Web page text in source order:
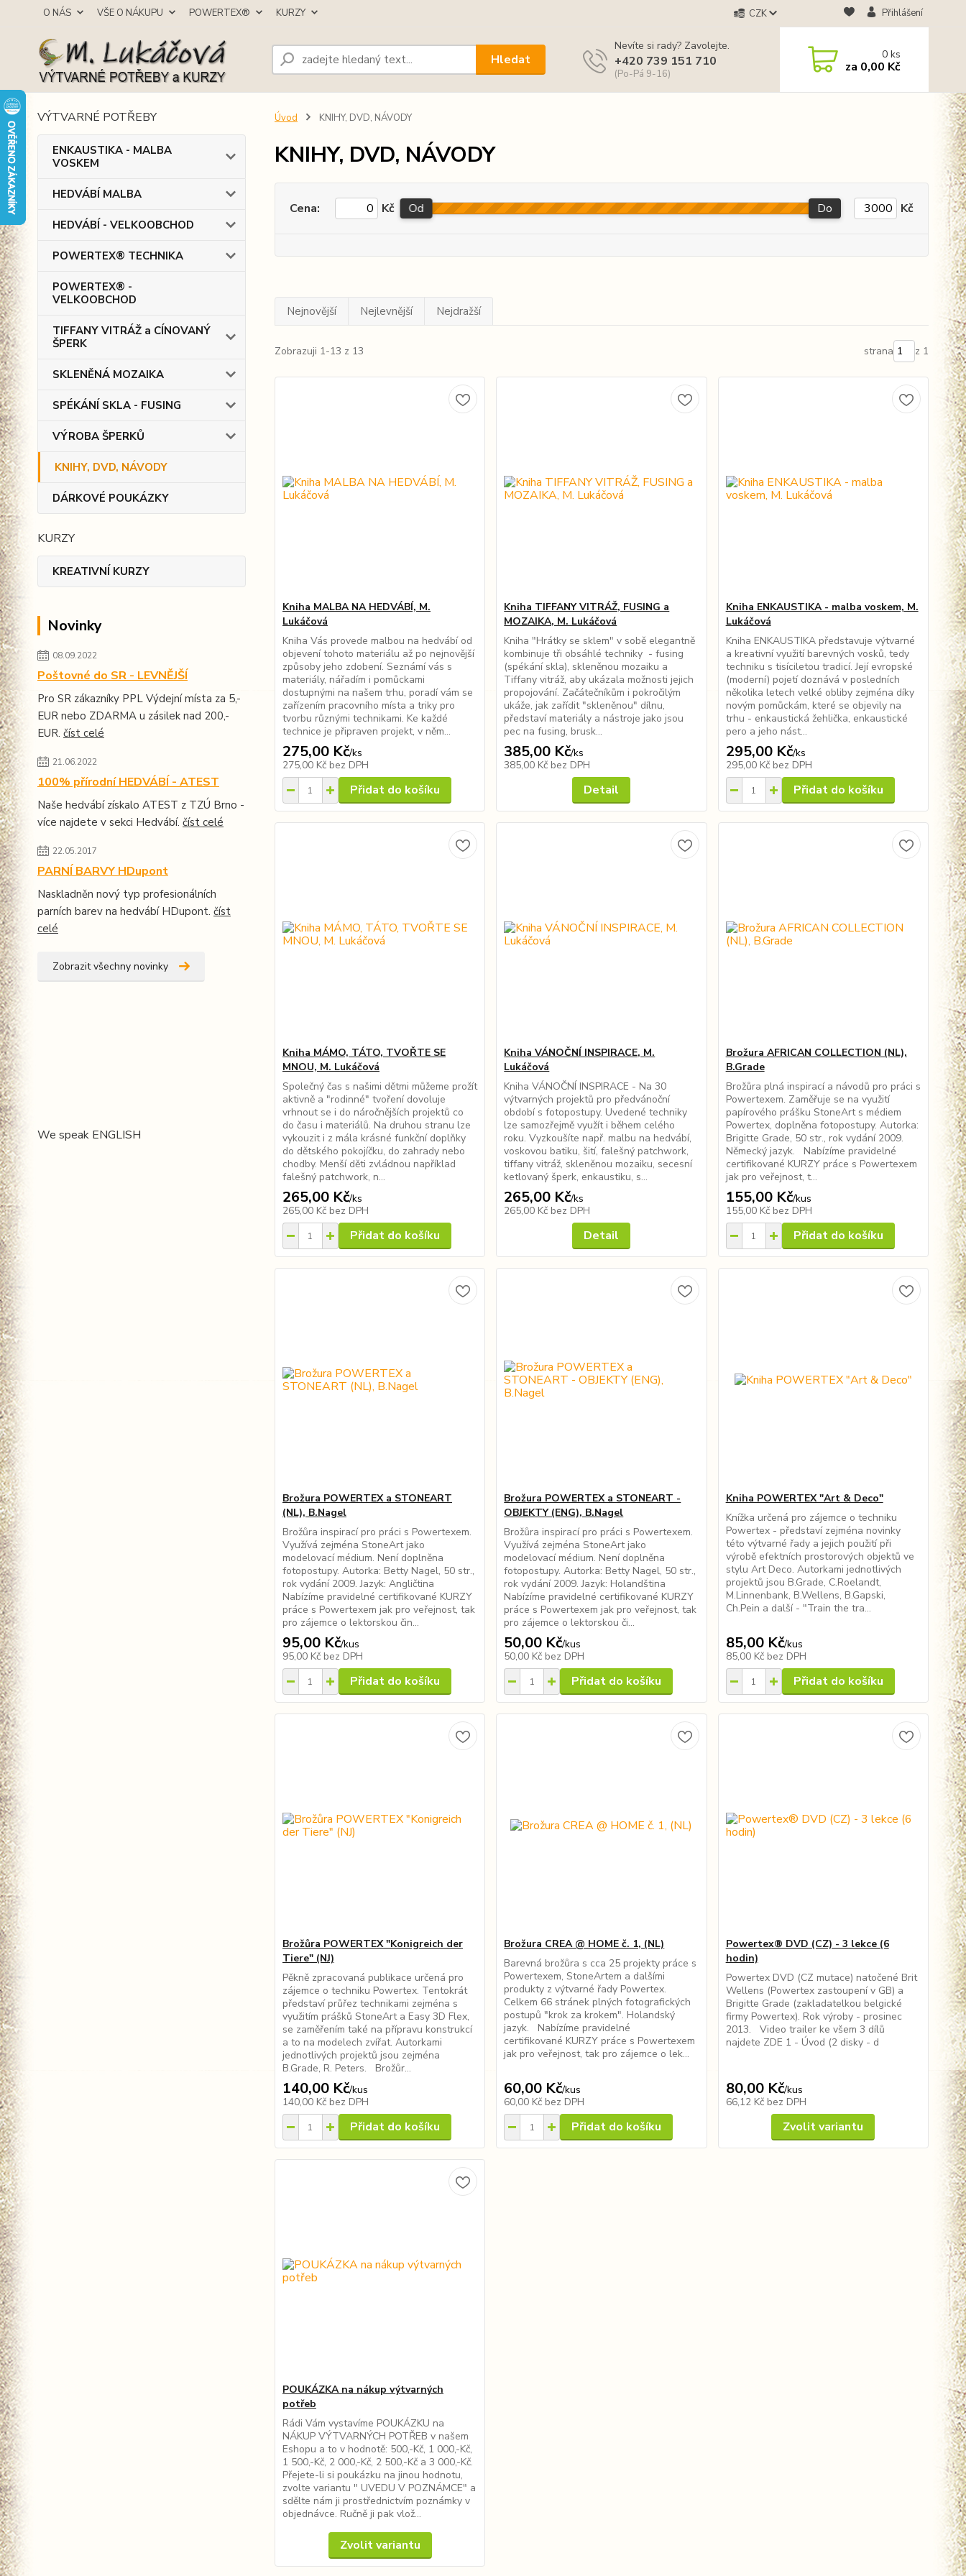
O NÁS VŠE O NÁKUPU POWERTEX® KURZY CZK Přihlášení
Hledat
Nevíte si rady? Zavolejte.
+420 739 151 710
(Po-Pá 9-16)
0ks
za 0,00 Kč
VÝTVARNÉ POTŘEBY
ENKAUSTIKA - MALBA
VOSKEM
HEDVÁBÍ MALBA
HEDVÁBÍ - VELKOOBCHOD
POWERTEX® TECHNIKA
POWERTEX® -
VELKOOBCHOD
TIFFANY VITRÁŽ a CÍNOVANÝ
ŠPERK
SKLENĚNÁ MOZAIKA
SPÉKÁNÍ SKLA - FUSING
VÝROBA ŠPERKŮ
KNIHY, DVD, NÁVODY
DÁRKOVÉ POUKÁZKY
KURZY
KREATIVNÍ KURZY
Novinky
08.09.2022
Poštovné do SR - LEVNĚJŠÍ
Pro SR zákazníky PPL Výdejní místa za 5,-
EUR nebo ZDARMA u zásilek nad 200,-
EUR. číst celé
21.06.2022
100% přírodní HEDVÁBÍ - ATEST
Naše hedvábí získalo ATEST z TZÚ Brno -
více najdete v sekci Hedvábí. číst celé
22.05.2017
PARNÍ BARVY HDupont
Naskladněn nový typ profesionálních
parních barev na hedvábí HDupont. číst
celé
Zobrazit všechny novinky
We speak ENGLISH
Úvod KNIHY, DVD, NÁVODY
KNIHY, DVD, NÁVODY
Cena: Kč Od Do Kč
Nejnovější Nejlevnější Nejdražší
Zobrazuji 1-13 z 13 strana z 1
Kniha MALBA NA HEDVÁBÍ, M.
Lukáčová
Kniha Vás provede malbou na hedvábí od
objevení tohoto materiálu až po nejnovější
způsoby jeho zdobení. Seznámí vás s
materiály, nářadím i pomůckami
dostupnými na našem trhu, poradí vám se
zařízením pracovního místa a triky pro
tvorbu různými technikami. Ke každé
technice je připraven projekt, v něm...
275,00 Kč/ks
275,00 Kč bez DPH
Přidat do košíku
Kniha TIFFANY VITRÁŽ, FUSING a
MOZAIKA, M. Lukáčová
Kniha "Hrátky se sklem" v sobě elegantně
kombinuje tři obsáhlé techniky - fusing
(spékání skla), skleněnou mozaiku a
Tiffany vitráž, aby ukázala možnosti jejich
propojování. Začátečníkům i pokročilým
ukáže, jak zařídit "skleněnou" dílnu,
představí materiály a nástroje jako jsou
pec na fusing, brusk...
385,00 Kč/ks
385,00 Kč bez DPH
Detail
Kniha ENKAUSTIKA - malba voskem, M.
Lukáčová
Kniha ENKAUSTIKA představuje výtvarné
a kreativní využití barevných vosků, tedy
techniku s tisíciletou tradicí. Její evropské
(moderní) pojetí doznává v posledních
několika letech velké obliby zejména díky
novým pomůckám, které se objevily na
trhu - enkaustická žehlička, enkaustické
pero a jeho nást...
295,00 Kč/ks
295,00 Kč bez DPH
Přidat do košíku
Kniha MÁMO, TÁTO, TVOŘTE SE
MNOU, M. Lukáčová
Společný čas s našimi dětmi můžeme prožít
aktivně a "rodinné" tvoření dovoluje
vrhnout se i do náročnějších projektů co
do času i materiálů. Na druhou stranu lze
vykouzit i z mála krásné funkční doplňky
do dětského pokojíčku, do zahrady nebo
chodby. Menší děti zvládnou například
falešný patchwork, n...
265,00 Kč/ks
265,00 Kč bez DPH
Přidat do košíku
Kniha VÁNOČNÍ INSPIRACE, M.
Lukáčová
Kniha VÁNOČNÍ INSPIRACE - Na 30
výtvarných projektů pro předvánoční
období s fotopostupy. Uvedené techniky
lze samozřejmě využít i během celého
roku. Vyzkoušíte např. malbu na hedvábí,
voskovou batiku, šití, falešný patchwork,
tiffany vitráž, skleněnou mozaiku, secesní
ketlovaný šperk, enkaustiku, s...
265,00 Kč/ks
265,00 Kč bez DPH
Detail
Brožura AFRICAN COLLECTION (NL),
B.Grade
Brožůra plná inspirací a návodů pro práci s
Powertexem. Zaměřuje se na využití
papírového prášku StoneArt s médiem
Powertex, doplněna fotopostupy. Autorka:
Brigitte Grade, 50 str., rok vydání 2009.
Německý jazyk. Nabízíme pravidelné
certifikované KURZY práce s Powertexem
jak pro veřejnost, t...
155,00 Kč/kus
155,00 Kč bez DPH
Přidat do košíku
Brožura POWERTEX a STONEART
(NL), B.Nagel
Brožůra inspirací pro práci s Powertexem.
Využívá zejména StoneArt jako
modelovací médium. Není doplněna
fotopostupy. Autorka: Betty Nagel, 50 str.,
rok vydání 2009. Jazyk: Angličtina
Nabízíme pravidelné certifikované KURZY
práce s Powertexem jak pro veřejnost, tak
pro zájemce o lektorskou čin...
95,00 Kč/kus
95,00 Kč bez DPH
Přidat do košíku
Brožura POWERTEX a STONEART -
OBJEKTY (ENG), B.Nagel
Brožůra inspirací pro práci s Powertexem.
Využívá zejména StoneArt jako
modelovací médium. Není doplněna
fotopostupy. Autorka: Betty Nagel, 50 str.,
rok vydání 2009. Jazyk: Holandština
Nabízíme pravidelné certifikované KURZY
práce s Powertexem jak pro veřejnost, tak
pro zájemce o lektorskou či...
50,00 Kč/kus
50,00 Kč bez DPH
Přidat do košíku
Kniha POWERTEX "Art & Deco"
Knížka určená pro zájemce o techniku
Powertex - představí zejména novinky
této výtvarné řady a jejich použití při
výrobě efektních prostorových objektů ve
stylu Art Deco. Autorkami jednotlivých
projektů jsou B.Grade, C.Roelandt,
M.Linnenbank, B.Wellens, B.Gapski,
Ch.Pein a další - "Train the tra...
85,00 Kč/kus
85,00 Kč bez DPH
Přidat do košíku
Brožůra POWERTEX "Konigreich der
Tiere" (NJ)
Pěkně zpracovaná publikace určená pro
zájemce o techniku Powertex. Tentokrát
představí průřez technikami zejména s
využitím prášků StoneArt a Easy 3D Flex,
se zaměřením také na přípravu konstrukcí
a to na modelech zvířat. Autorkami
jednotlivých projektů jsou zejména
B.Grade, R. Peters. Brožůr...
140,00 Kč/kus
140,00 Kč bez DPH
Přidat do košíku
Brožura CREA @ HOME č. 1, (NL)
Barevná brožůra s cca 25 projekty práce s
Powertexem, StoneArtem a dalšími
produkty z výtvarné řady Powertex.
Celkem 66 stránek plných fotografických
postupů "krok za krokem". Holandský
jazyk. Nabízíme pravidelné
certifikované KURZY práce s Powertexem
jak pro veřejnost, tak pro zájemce o lek...
60,00 Kč/kus
60,00 Kč bez DPH
Přidat do košíku
Powertex® DVD (CZ) - 3 lekce (6
hodin)
Powertex DVD (CZ mutace) natočené Brit
Wellens (Powertex zastoupení v GB) a
Brigitte Grade (zakladatelkou belgické
firmy Powertex). Rok výroby - prosinec
2013. Video trailer ke všem 3 dílů
najdete ZDE 1 - Úvod (2 disky - d
80,00 Kč/kus
66,12 Kč bez DPH
Zvolit variantu
POUKÁZKA na nákup výtvarných
potřeb
Rádi Vám vystavíme POUKÁZKU na
NÁKUP VÝTVARNÝCH POTŘEB v našem
Eshopu a to v hodnotě: 500,-Kč, 1 000,-Kč,
1 500,-Kč, 2 000,-Kč, 2 500,-Kč a 3 000,-Kč.
Přejete-li si poukázku na jinou hodnotu,
zvolte variantu " UVEDU V POZNÁMCE" a
sdělte nám ji prostřednictvím poznámky v
objednávce. Ručně ji pak vlož...
Zvolit variantu